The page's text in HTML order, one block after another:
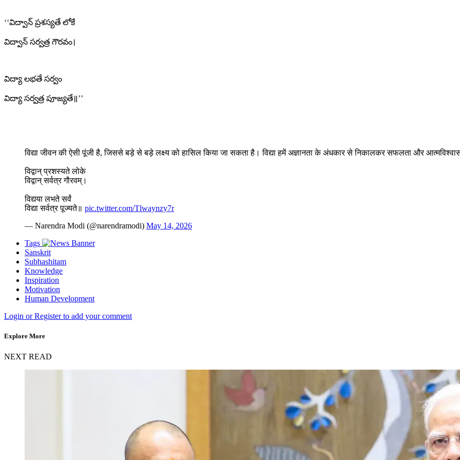
‘‘విద్వాన్ ప్రశస్యతే లోకే
విద్వాన్ సర్వత్ర గౌరవం।
విద్యా లభతే సర్వం
విద్యా సర్వత్ర పూజ్యతే॥’’
विद्या जीवन की ऐसी पूंजी है, जिससे बड़े से बड़े लक्ष्य को हासिल किया जा सकता है। विद्या हमें अज्ञानता के अंधकार से निकालकर सफलता और
विद्वान् प्रशस्यते लोके
विद्वान् सर्वत्र गौरवम्।
विद्यया लभते सर्वं
विद्या सर्वत्र पूज्यते॥ pic.twitter.com/Tlwaynzy7r
— Narendra Modi (@narendramodi) May 14, 2026
Tags
Sanskrit
Subhashitam
Knowledge
Inspiration
Motivation
Human Development
Login or Register to add your comment
Explore More
NEXT READ